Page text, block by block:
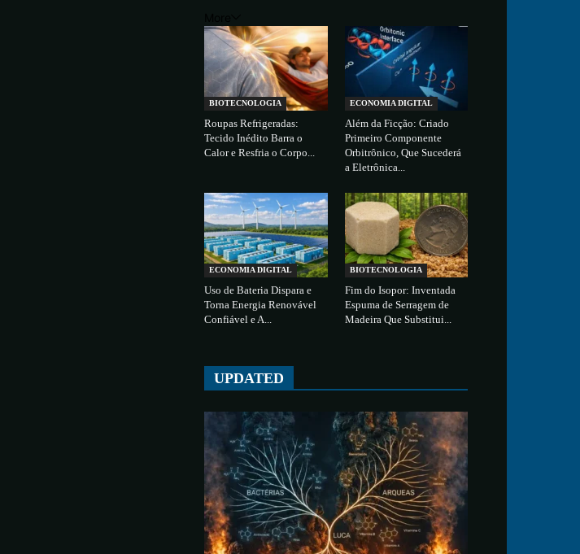
BIOTECNOLOGIA
Roupas Refrigeradas:
Tecido Inédito Barra o
Calor e Resfria o Corpo...
ECONOMIA DIGITAL
Além da Ficção: Criado
Primeiro Componente
Orbitrônico, Que Sucederá
a Eletrônica...
ECONOMIA DIGITAL
Uso de Bateria Dispara e
Torna Energia Renovável
Confiável e A...
BIOTECNOLOGIA
Fim do Isopor: Inventada
Espuma de Serragem de
Madeira Que Substitui...
UPDATED